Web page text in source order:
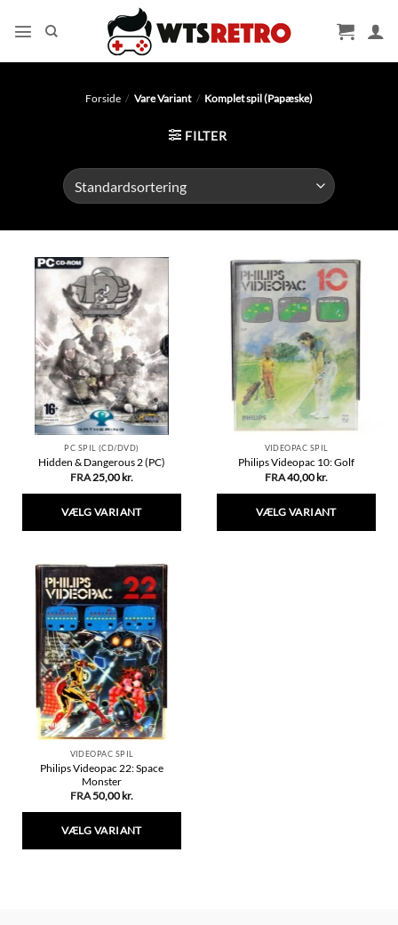
Forside / Vare Variant / Komplet spil (Papæske)
FILTER
PC SPIL (CD/DVD)
Hidden & Dangerous 2 (PC)
FRA25,00 kr.
VÆLG VARIANT
har
flere
varianter.
Mulighederne
kan
vælges
på
varesiden
VIDEOPAC SPIL
Philips Videopac 10: Golf
FRA40,00 kr.
VÆLG VARIANT
VIDEOPAC SPIL
Philips Videopac 22: Space
Monster
FRA50,00 kr.
VÆLG VARIANT